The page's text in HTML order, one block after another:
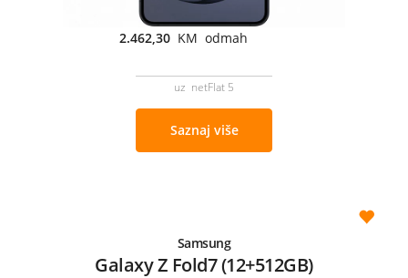
2.462,30 KM odmah
uz netFlat 5
Saznaj više
Samsung
Galaxy Z Fold7 (12+512GB)